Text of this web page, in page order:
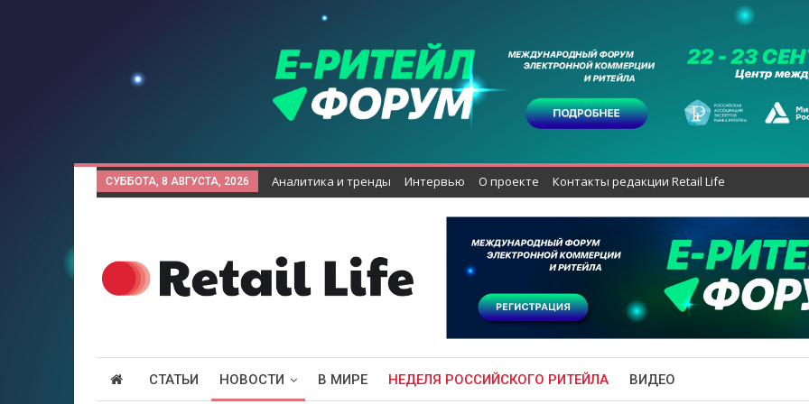
СУББОТА, 8 АВГУСТА, 2026 Аналитика и тренды Интервью О проекте Контакты редакции Retail Life
СТАТЬИ НОВОСТИ В МИРЕ НЕДЕЛЯ РОССИЙСКОГО РИТЕЙЛА ВИДЕО